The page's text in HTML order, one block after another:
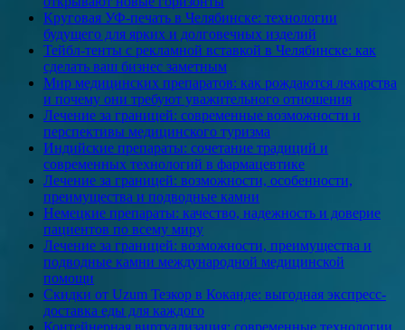
Круговая УФ-печать в Челябинске: технологии
будущего для ярких и долговечных изделий
Тейбл-тенты с рекламной вставкой в Челябинске: как
сделать ваш бизнес заметным
Мир медицинских препаратов: как рождаются лекарства
и почему они требуют уважительного отношения
Лечение за границей: современные возможности и
перспективы медицинского туризма
Индийские препараты: сочетание традиций и
современных технологий в фармацевтике
Лечение за границей: возможности, особенности,
преимущества и подводные камни
Немецкие препараты: качество, надежность и доверие
пациентов по всему миру
Лечение за границей: возможности, преимущества и
подводные камни международной медицинской
помощи
Скидки от Uzum Тезкор в Коканде: выгодная экспресс-
доставка еды для каждого